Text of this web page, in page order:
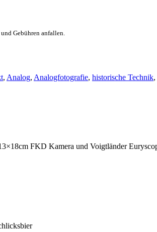
Gebühren anfallen.
, Analog, Analogfotografie, historische Technik,
FKD Kamera und Voigtländer